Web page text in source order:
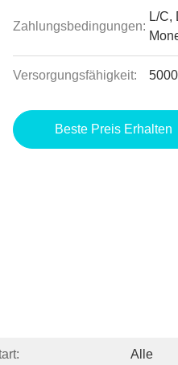
Zahlungsbedingungen:
L/C,
Versorgungsfähigkeit:
Beste Preis Erhalten
Alle